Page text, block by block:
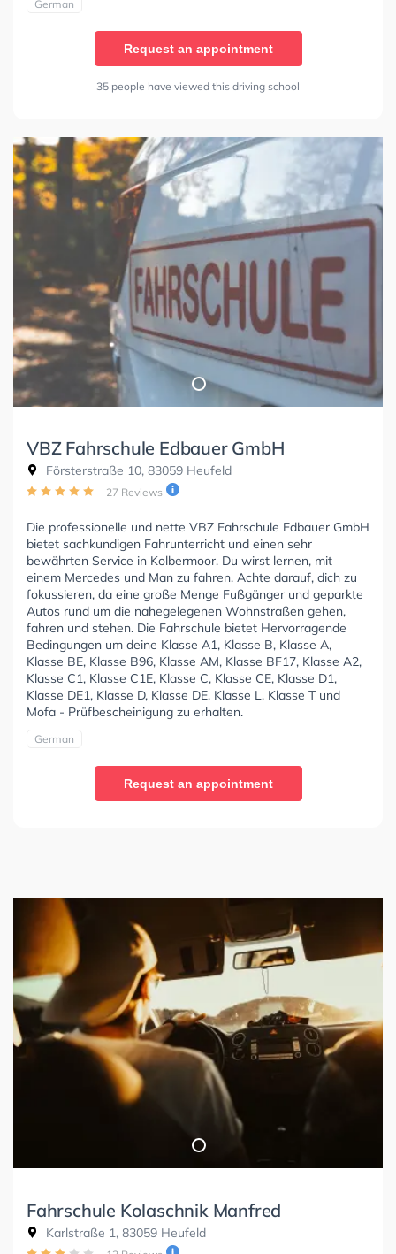
German
Request an appointment
35 people have viewed this driving school
VBZ Fahrschule Edbauer GmbH
Försterstraße 10, 83059 Heufeld
27 Reviews
Die professionelle und nette VBZ Fahrschule Edbauer GmbH
bietet sachkundigen Fahrunterricht und einen sehr
bewährten Service in Kolbermoor. Du wirst lernen, mit
einem Mercedes und Man zu fahren. Achte darauf, dich zu
fokussieren, da eine große Menge Fußgänger und geparkte
Autos rund um die nahegelegenen Wohnstraßen gehen,
fahren und stehen. Die Fahrschule bietet Hervorragende
Bedingungen um deine Klasse A1, Klasse B, Klasse A,
Klasse BE, Klasse B96, Klasse AM, Klasse BF17, Klasse A2,
Klasse C1, Klasse C1E, Klasse C, Klasse CE, Klasse D1,
Klasse DE1, Klasse D, Klasse DE, Klasse L, Klasse T und
Mofa - Prüfbescheinigung zu erhalten.
German
Request an appointment
Fahrschule Kolaschnik Manfred
Karlstraße 1, 83059 Heufeld